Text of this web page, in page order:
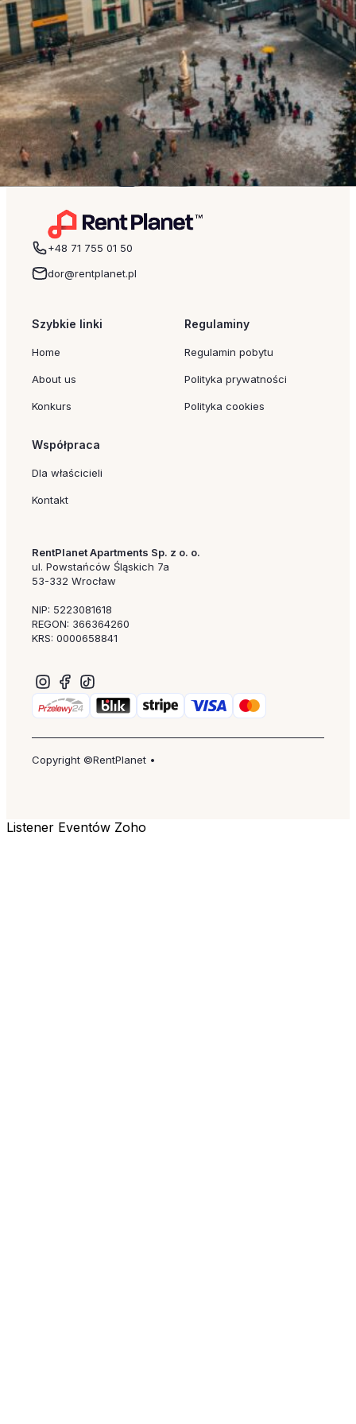
Gdzie dobrze zjeść w Krakowie?
Przedstawiamy Ci naszą własną listę … miejsc, w
których według nas warto zjeść i które z pewnością
będziesz miło wspominać po pobycie w mieście królów
Śniadanie to podstawa Cafe Camelot Miejsce, gdzie o
każdej porze roku jest przytulnie i smacznie. W zasadzie
nie jest to typowa śniadaniownia, ale ma ciekawe
propozycje, a wszystko […]
Read more
+48 71 755 01 50
dor@rentplanet.pl
Szybkie linki
Home
About us
Konkurs
Regulaminy
Regulamin pobytu
Polityka prywatności
Polityka cookies
Współpraca
Dla właścicieli
Kontakt
RentPlanet Apartments Sp. z o. o.
ul. Powstańców Śląskich 7a
53-332 Wrocław
NIP: 5223081618
REGON: 366364260
KRS: 0000658841
Copyright ©RentPlanet •
Listener Eventów Zoho